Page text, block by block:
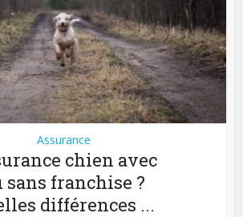
Assurance
chien avec
sans franchise ?
différences ...